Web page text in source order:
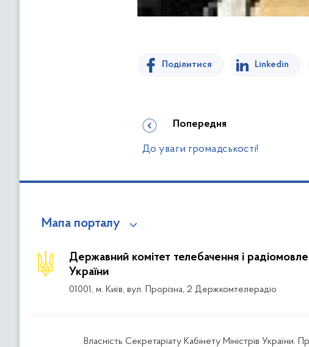
Поділитися Linkedin
Попередня
До уваги громадськості!
Мапа порталу
Державний комітет телебачення і
України
01001, м. Київ, вул. Прорізна, 2 Держкомтелерадіо
Власність Секретаріату Кабінету Міністрів України.